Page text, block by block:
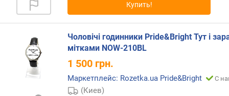
н
т
и
о
Купить!
Чоловічі годинники Pride&Bright Тут і
мітками NOW-210BL
1 500 грн.
Маркетплейс: Rozetka.ua Pride&Bright С
(Киев)